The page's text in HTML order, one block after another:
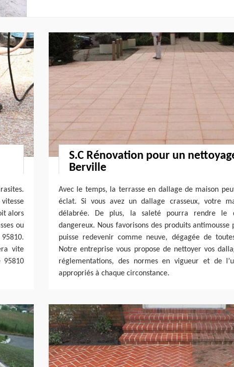
alors
ou
vite
95810
S.C Rénovation pour un
Berville
Avec le temps, la terrasse en dallage de maison
éclat. Si vous avez un dallage crasseux, votre
délabrée. De plus, la saleté pourra rendre le
dangereux. Nous favorisons des produits
puisse redevenir comme neuve, dégagée de
Notre entreprise vous propose de nettoyer vos
réglementations, des normes en vigueur et de
appropriés à chaque circonstance.